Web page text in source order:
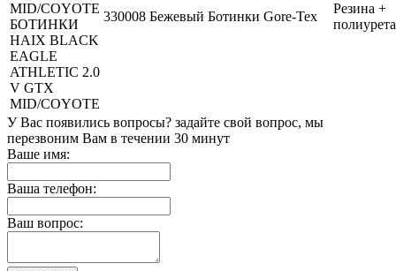
БОТИНКИ
HAIX BLACK
EAGLE
ATHLETIC 2.0
V GTX
MID/COYOTE
330008 Бежевый Ботинки Gore-Tex
Резина +
У Вас появились вопросы? задайте свой вопрос, мы
перезвоним Вам в течении 30 минут
Ваше имя:
Ваша телефон:
Ваш вопрос: